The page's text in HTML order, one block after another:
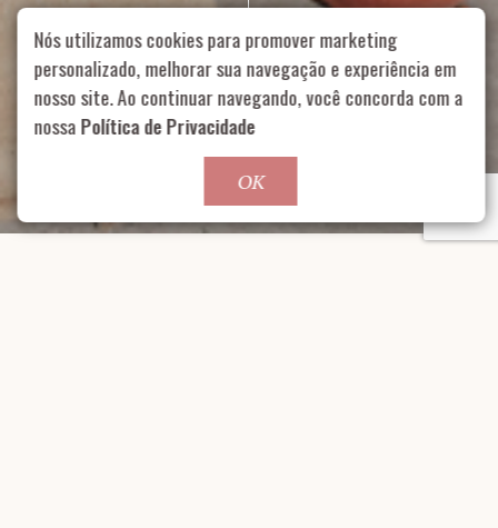
Rua Aurélia, 1714 – Vila Romana, São Paulo – SP |
55 11
99178-5848
| contato@nucleofood.com
Role para continar
Nós utilizamos cookies para promover marketing
personalizado, melhorar sua navegação e experiência em
nosso site. Ao continuar navegando, você concorda com a
nossaPolítica de Privacidade
OK